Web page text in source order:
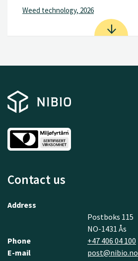
Weed technology, 2026
Contact us
Address
Postboks 115
NO-1431 Ås
Phone
+47 406 04 100
E-mail
post@nibio.no